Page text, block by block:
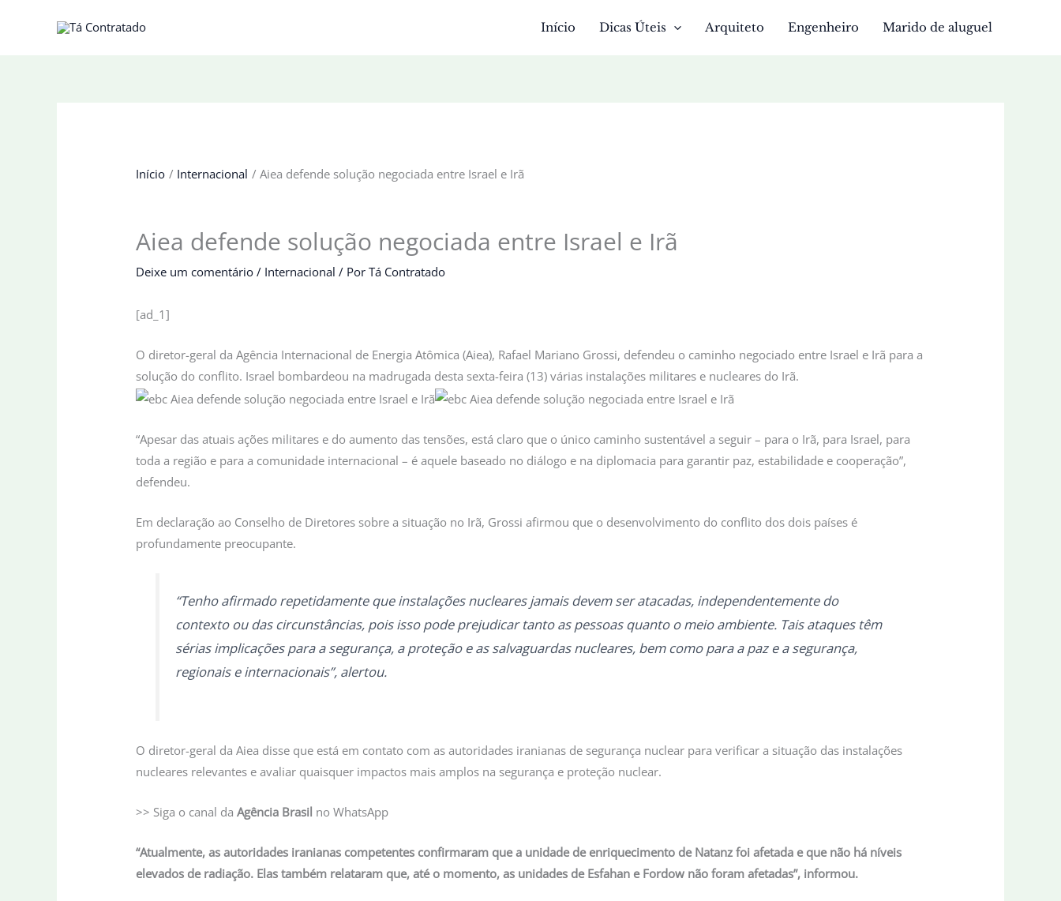
Início Dicas Úteis Arquiteto Engenheiro Marido de aluguel
Início Internacional Aiea defende solução negociada entre Israel e Irã
Aiea defende solução negociada entre Israel e Irã
Deixe um comentário / Internacional / PorTá Contratado
[ad_1]
O diretor-geral da Agência Internacional de Energia Atômica (Aiea), Rafael Mariano Grossi, defendeu o caminho negociado entre Israel e Irã para a
solução do conflito. Israel bombardeou na madrugada desta sexta-feira (13) várias instalações militares e nucleares do Irã.
“Apesar das atuais ações militares e do aumento das tensões, está claro que o único caminho sustentável a seguir – para o Irã, para Israel, para
toda a região e para a comunidade internacional – é aquele baseado no diálogo e na diplomacia para garantir paz, estabilidade e cooperação”,
defendeu.
Em declaração ao Conselho de Diretores sobre a situação no Irã, Grossi afirmou que o desenvolvimento do conflito dos dois países é
profundamente preocupante.
“Tenho afirmado repetidamente que instalações nucleares jamais devem ser atacadas, independentemente do
contexto ou das circunstâncias, pois isso pode prejudicar tanto as pessoas quanto o meio ambiente. Tais ataques têm
sérias implicações para a segurança, a proteção e as salvaguardas nucleares, bem como para a paz e a segurança,
regionais e internacionais”, alertou.
O diretor-geral da Aiea disse que está em contato com as autoridades iranianas de segurança nuclear para verificar a situação das instalações
nucleares relevantes e avaliar quaisquer impactos mais amplos na segurança e proteção nuclear.
>> Siga o canal daAgência Brasil no WhatsApp
“Atualmente, as autoridades iranianas competentes confirmaram que a unidade de enriquecimento de Natanz foi afetada e que não há níveis
elevados de radiação. Elas também relataram que, até o momento, as unidades de Esfahan e Fordow não foram afetadas”, informou.